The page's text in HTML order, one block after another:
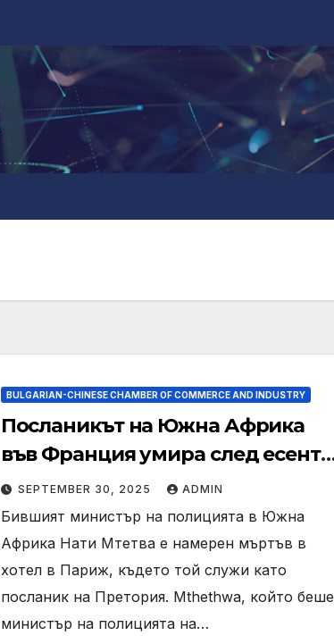
BULGARIAN-CHINESE CHAMBER OF COMMERCE AND INDUSTRY
Посланикът на Южна Африка
във Франция умира след есента
в хотел Париж
SEPTEMBER 30, 2025 ADMIN
Бившият министър на полицията в Южна
Африка Нати Мтетва е намерен мъртъв в
хотел в Париж, където той служи като
посланик на Претория. Mthethwa, който беше
министър на полицията на…